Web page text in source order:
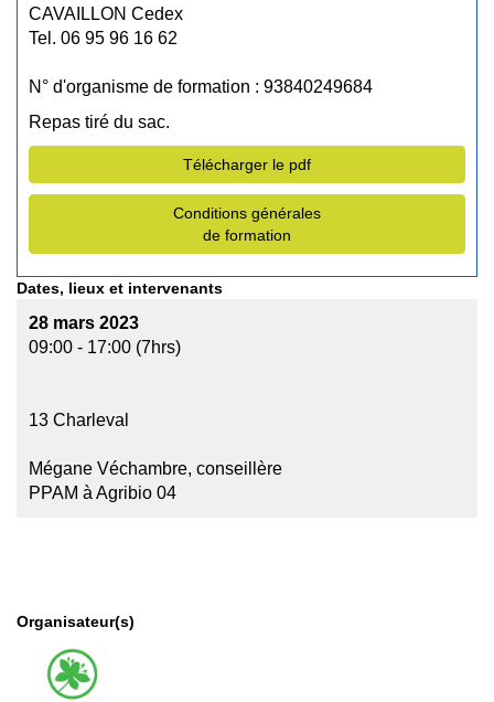
CAVAILLON Cedex
Tel. 06 95 96 16 62
N° d'organisme de formation : 93840249684
Repas tiré du sac.
Télécharger le pdf
Conditions générales
de formation
Dates, lieux et intervenants
28 mars 2023
09:00 - 17:00 (7hrs)
13 Charleval
Mégane Véchambre, conseillère
PPAM à Agribio 04
Organisateur(s)